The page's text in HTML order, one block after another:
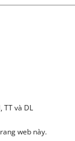
TT và DL
web này.